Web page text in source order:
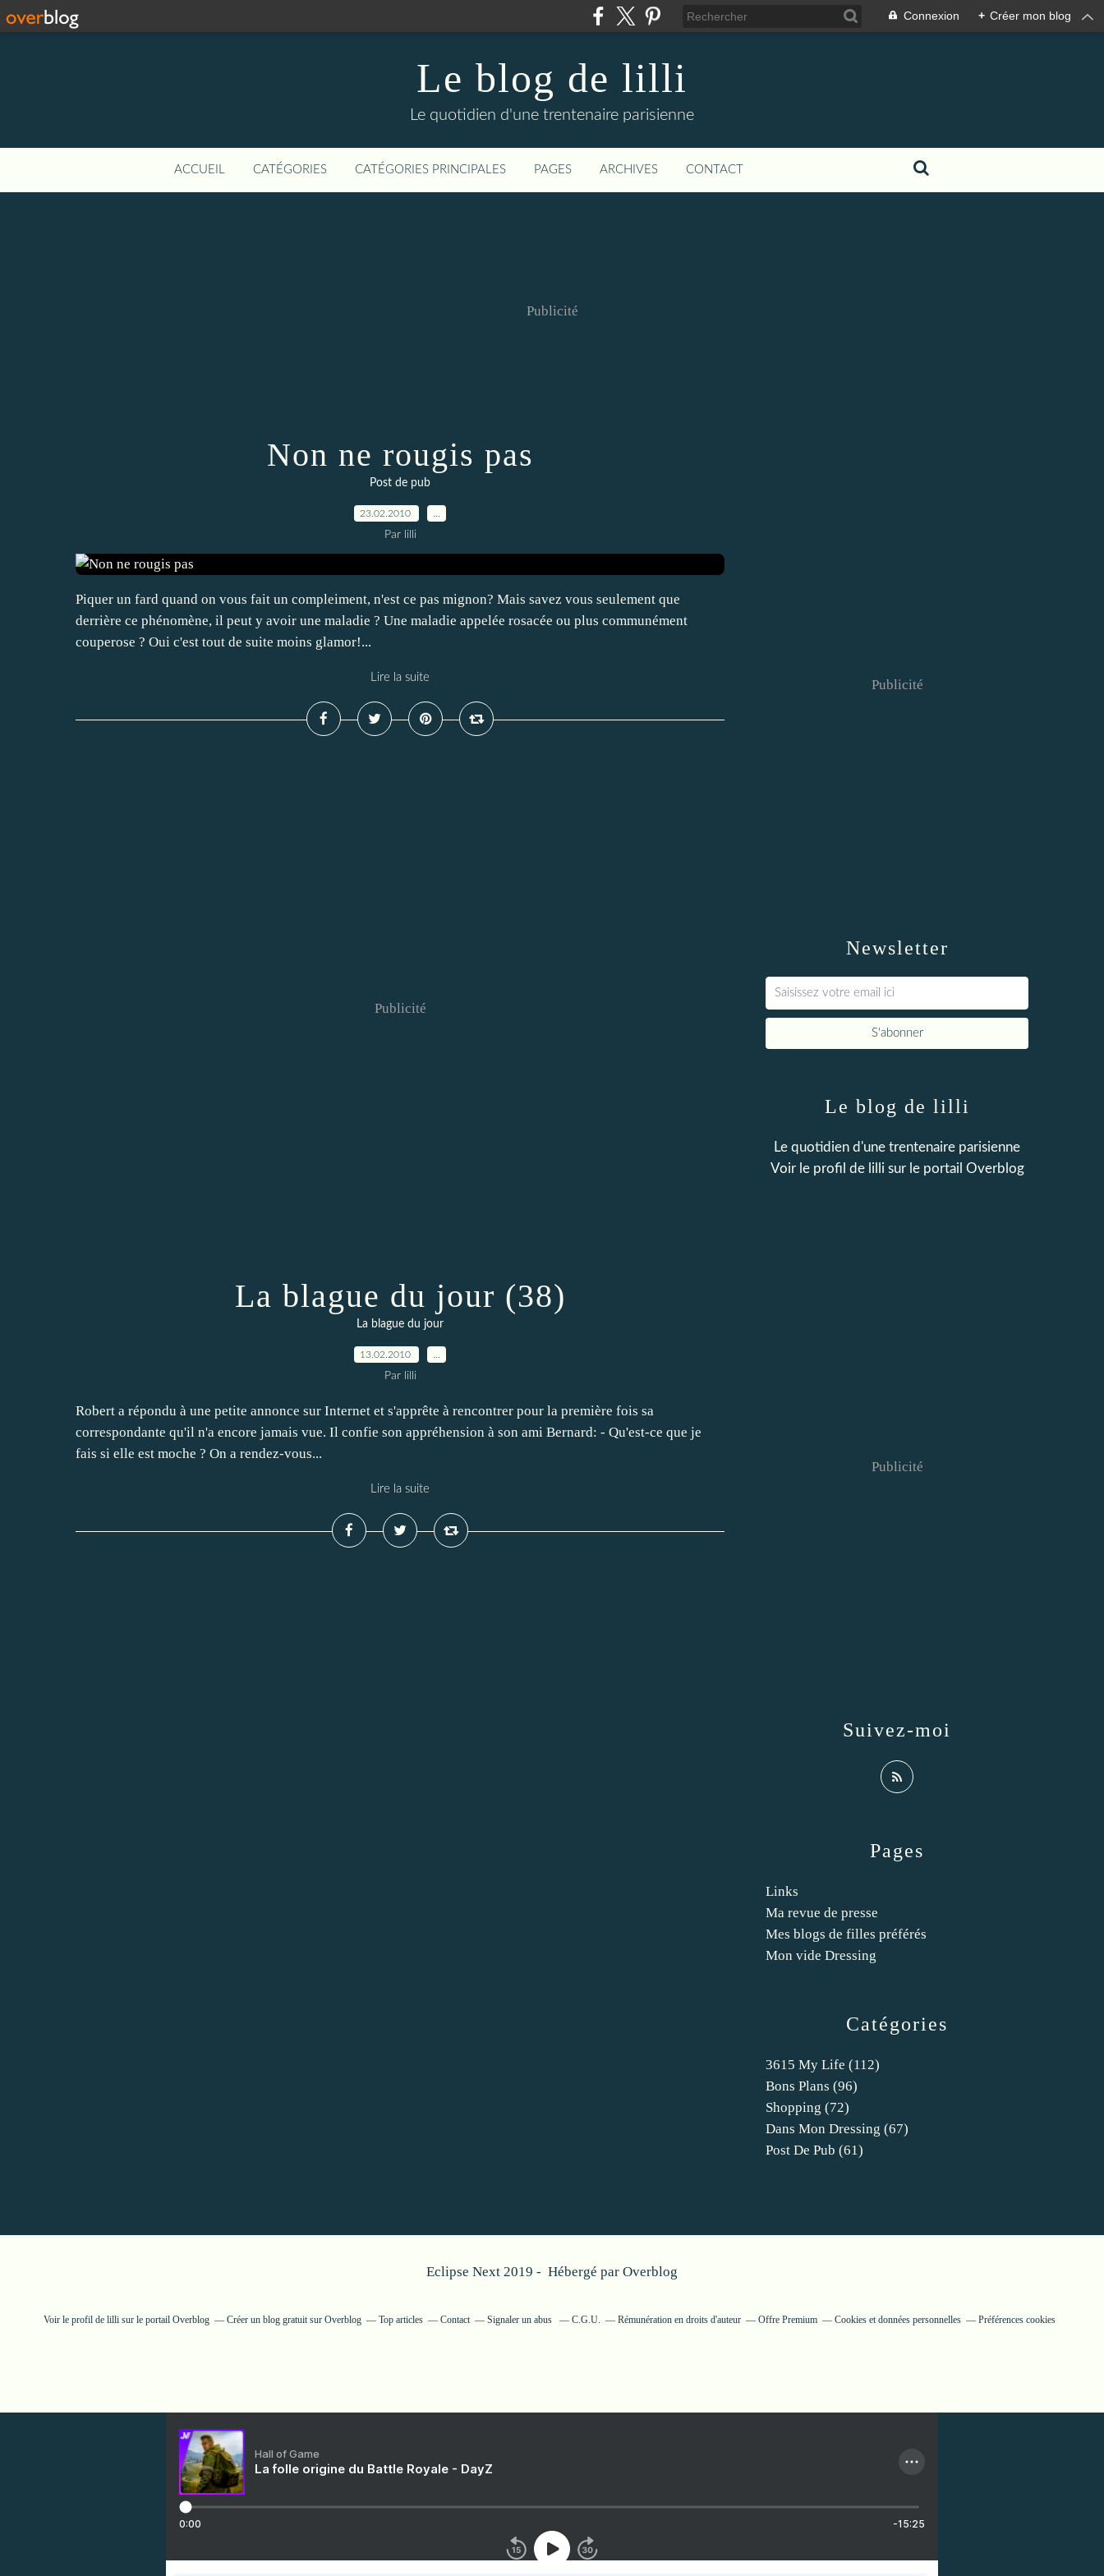
Connexion + Créer mon blog
Le blog de lilli
Le quotidien d'une trentenaire parisienne
ACCUEIL CATÉGORIES CATÉGORIES PRINCIPALES PAGES ARCHIVES CONTACT
Publicité
Non ne rougis pas
Post de pub
23.02.2010
Par lilli
Piquer un fard quand on vous fait un compleiment, n'est ce pas mignon? Mais savez vous seulement que
derrière ce phénomène, il peut y avoir une maladie ? Une maladie appelée rosacée ou plus communément
couperose ? Oui c'est tout de suite moins glamor!...
Lire la suite
Publicité
La blague du jour (38)
La blague du jour
13.02.2010
Par lilli
Robert a répondu à une petite annonce sur Internet et s'apprête à rencontrer pour la première fois sa
correspondante qu'il n'a encore jamais vue. Il confie son appréhension à son ami Bernard: - Qu'est-ce que je
fais si elle est moche ? On a rendez-vous...
Lire la suite
Newsletter
Publicité
Catégories
3615 My Life (112)
Bons Plans (96)
Shopping (72)
Dans Mon Dressing (67)
Post De Pub (61)
Pages
Links
Ma revue de presse
Mes blogs de filles préférés
Mon vide Dressing
Le blog de lilli
Le quotidien d'une trentenaire parisienne
Voir le profil de lilli sur le portail Overblog
Suivez-moi
Publicité
Eclipse Next 2019 - Hébergé par Overblog
Voir le profil de lilli sur le portail Overblog Créer un blog gratuit sur Overblog Top articles Contact Signaler un abus C.G.U. Rémunération en droits d'auteur Offre Premium Cookies et données personnelles Préférences cookies
Hall of Game
La folle origine du Battle Royale - DayZ
0:00 -15:25